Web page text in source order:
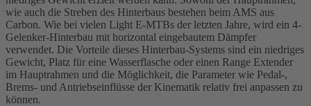
wie auch die Streben des Hinterbaus bestehen beim AMS aus
Carbon. Wie bei vielen Light E-MTBs der letzten Jahre, wird ein 4-
Gelenker-Hinterbau mit horizontal eingebautem Dämpfer
verwendet. Die Vorteile dieses Hinterbau-Systems sind ein niedriges
Gewicht, Platz für eine Wasserflasche oder einen Range Extender
im Hauptrahmen und die Möglichkeit, die Parameter wie Pedal-,
Brems- und Antriebseinflüsse der Kinematik relativ frei anpassen zu
können.